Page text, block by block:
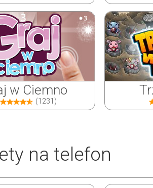
w Ciemno
(1231)
na telefon